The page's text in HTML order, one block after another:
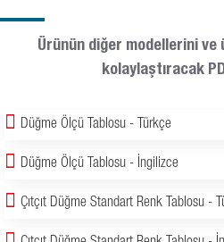
Ürünün diğer modellerini
kolaylaştıracak
Düğme Ölçü Tablosu - Türkçe
Düğme Ölçü Tablosu - İngilizce
Çıtçıt Düğme Standart Renk Tablosu -